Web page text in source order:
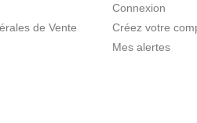
de Vente
Connexion
Créez votre
Mes alertes